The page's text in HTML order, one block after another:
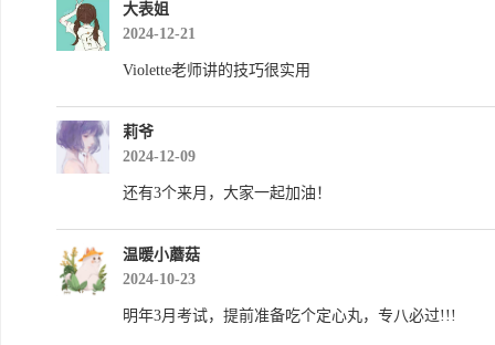
大表姐
2024-12-21
Violette老师讲的技巧很实用
莉爷
2024-12-09
还有3个来月，大家一起加油！
温暖小蘑菇
2024-10-23
明年3月考试，提前准备吃个定心丸，专八必过!!!